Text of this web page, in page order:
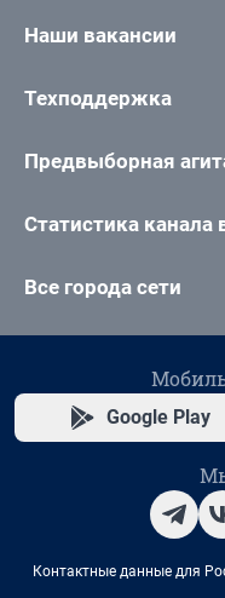
Наши вакансии
Техподдержка
Предвыборная
Статистика канала
Все города сети
Google Play
Контактные данные для